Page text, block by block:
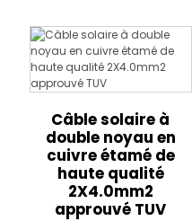
Câble solaire à
double noyau en
cuivre étamé de
haute qualité
2X4.0mm2
approuvé TUV